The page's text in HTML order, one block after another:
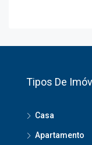
Tipos De
Casa
Apartamento